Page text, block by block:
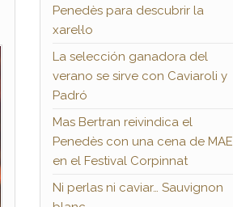
Penedès para descubrir la
xarel·lo
La selección ganadora del
verano se sirve con Caviaroli y
Padró
Mas Bertran reivindica el
Penedès con una cena de MAE
en el Festival Corpinnat
Ni perlas ni caviar… Sauvignon